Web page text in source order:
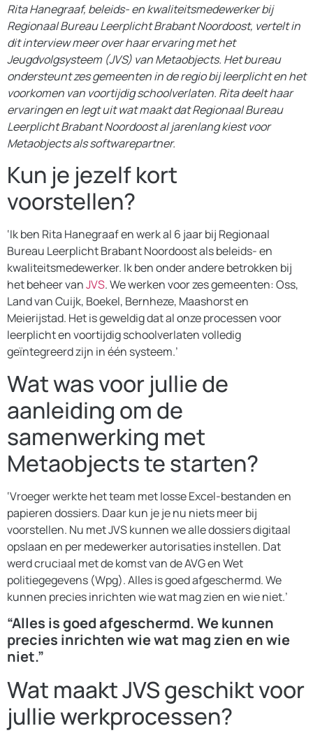
Rita Hanegraaf, beleids- en kwaliteitsmedewerker bij
Regionaal Bureau Leerplicht Brabant Noordoost, vertelt in
dit interview meer over haar ervaring met het
Jeugdvolgsysteem (JVS) van Metaobjects. Het bureau
ondersteunt zes gemeenten in de regio bij leerplicht en het
voorkomen van voortijdig schoolverlaten. Rita deelt haar
ervaringen en legt uit wat maakt dat Regionaal Bureau
Leerplicht Brabant Noordoost al jarenlang kiest voor
Metaobjects als softwarepartner.
Kun je jezelf kort
voorstellen?
‘Ik ben Rita Hanegraaf en werk al 6 jaar bij Regionaal
Bureau Leerplicht Brabant Noordoost als beleids- en
kwaliteitsmedewerker. Ik ben onder andere betrokken bij
het beheer vanJVS. We werken voor zes gemeenten: Oss,
Land van Cuijk, Boekel, Bernheze, Maashorst en
Meierijstad. Het is geweldig dat al onze processen voor
leerplicht en voortijdig schoolverlaten volledig
geïntegreerd zijn in één systeem.’
Wat was voor jullie de
aanleiding om de
samenwerking met
Metaobjects te starten?
‘Vroeger werkte het team met losse Excel-bestanden en
papieren dossiers. Daar kun je je nu niets meer bij
voorstellen. Nu met JVS kunnen we alle dossiers digitaal
opslaan en per medewerker autorisaties instellen. Dat
werd cruciaal met de komst van de AVG en Wet
politiegegevens (Wpg). Alles is goed afgeschermd. We
kunnen precies inrichten wie wat mag zien en wie niet.’
“Alles is goed afgeschermd. We kunnen
precies inrichten wie wat mag zien en wie
niet.”
Wat maakt JVS geschikt voor
jullie werkprocessen?